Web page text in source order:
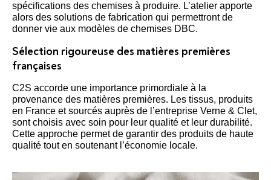
spécifications des chemises à produire. L’atelier apporte
alors des solutions de fabrication qui permettront de
donner vie aux modèles de chemises DBC.
Sélection rigoureuse des matières premières
françaises
C2S accorde une importance primordiale à la
provenance des matières premières. Les tissus, produits
en France et sourcés auprès de l’entreprise Verne & Clet,
sont choisis avec soin pour leur qualité et leur durabilité.
Cette approche permet de garantir des produits de haute
qualité tout en soutenant l’économie locale.